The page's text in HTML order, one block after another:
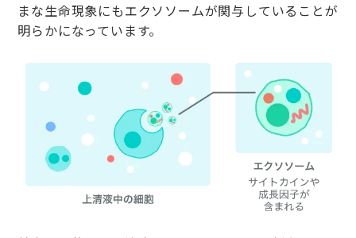
まな生命現象にもエクソソームが関与していることが
明らかになっています。